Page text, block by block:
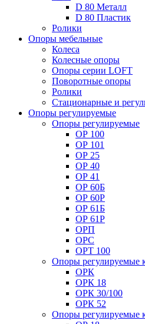
D 80 Металл
D 80 Пластик
Ролики
Опоры мебельные
Колеса
Колесные опоры
Опоры серии LOFT
Поворотные опоры
Ролики
Стационарные и
Опоры регулируемые
Опоры регулируемые
ОР 100
ОР 101
ОР 25
ОР 40
ОР 41
ОР 60Б
ОР 60Р
ОР 61Б
ОР 61Р
ОРП
ОРС
ОРТ 100
Опоры регулируемые
ОРК
ОРК 18
ОРК 30/100
ОРК 52
Опоры регулируемые